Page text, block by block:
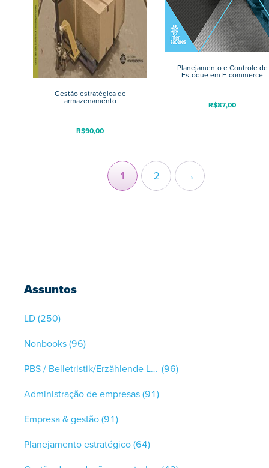
Assuntos
LD(250)
Nonbooks(96)
PBS / Belletristik/Erzählende Literatur (96)
Administração de empresas(91)
Empresa & gestão(91)
Planejamento estratégico(64)
Gestão estratégica de
armazenamento
R$90,00
Planejamento e Controle de
Estoque em E-commerce
R$87,00
1 2 →